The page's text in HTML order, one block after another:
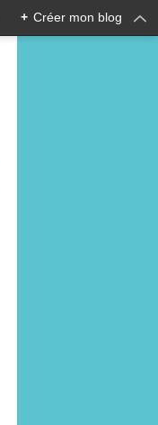
+ Créer mon blog